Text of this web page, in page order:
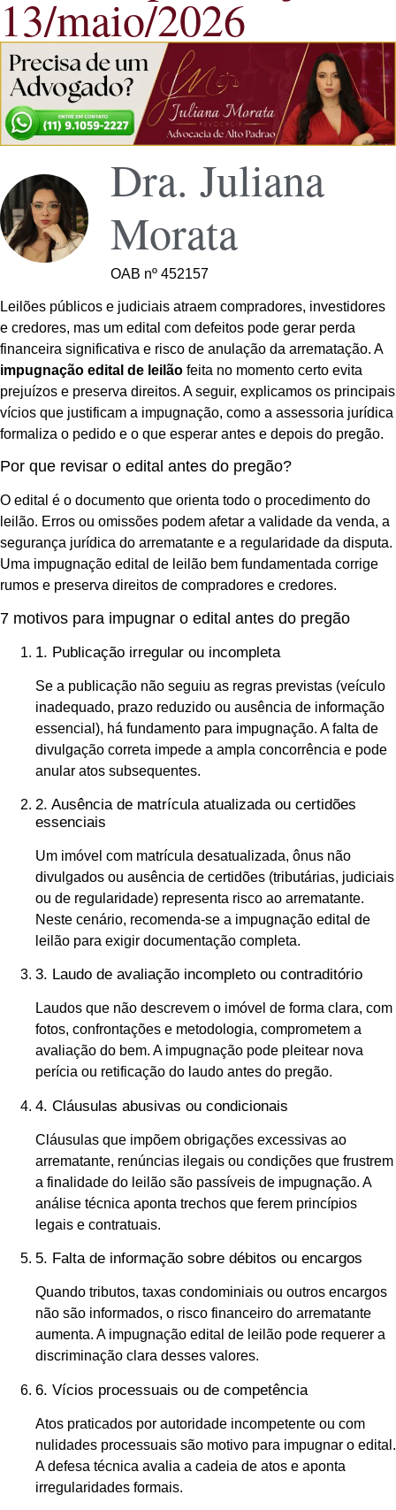
13/maio/2026
Dra. Juliana
Morata
OAB nº 452157
Leilões públicos e judiciais atraem compradores, investidores
e credores, mas um edital com defeitos pode gerar perda
financeira significativa e risco de anulação da arrematação. A
impugnação edital de leilão feita no momento certo evita
prejuízos e preserva direitos. A seguir, explicamos os principais
vícios que justificam a impugnação, como a assessoria jurídica
formaliza o pedido e o que esperar antes e depois do pregão.
Por que revisar o edital antes do pregão?
O edital é o documento que orienta todo o procedimento do
leilão. Erros ou omissões podem afetar a validade da venda, a
segurança jurídica do arrematante e a regularidade da disputa.
Uma impugnação edital de leilão bem fundamentada corrige
rumos e preserva direitos de compradores e credores.
7 motivos para impugnar o edital antes do pregão
1. Publicação irregular ou incompleta
Se a publicação não seguiu as regras previstas (veículo
inadequado, prazo reduzido ou ausência de informação
essencial), há fundamento para impugnação. A falta de
divulgação correta impede a ampla concorrência e pode
anular atos subsequentes.
2. Ausência de matrícula atualizada ou certidões
essenciais
Um imóvel com matrícula desatualizada, ônus não
divulgados ou ausência de certidões (tributárias, judiciais
ou de regularidade) representa risco ao arrematante.
Neste cenário, recomenda-se a impugnação edital de
leilão para exigir documentação completa.
3. Laudo de avaliação incompleto ou contraditório
Laudos que não descrevem o imóvel de forma clara, com
fotos, confrontações e metodologia, comprometem a
avaliação do bem. A impugnação pode pleitear nova
perícia ou retificação do laudo antes do pregão.
4. Cláusulas abusivas ou condicionais
Cláusulas que impõem obrigações excessivas ao
arrematante, renúncias ilegais ou condições que frustrem
a finalidade do leilão são passíveis de impugnação. A
análise técnica aponta trechos que ferem princípios
legais e contratuais.
5. Falta de informação sobre débitos ou encargos
Quando tributos, taxas condominiais ou outros encargos
não são informados, o risco financeiro do arrematante
aumenta. A impugnação edital de leilão pode requerer a
discriminação clara desses valores.
6. Vícios processuais ou de competência
Atos praticados por autoridade incompetente ou com
nulidades processuais são motivo para impugnar o edital.
A defesa técnica avalia a cadeia de atos e aponta
irregularidades formais.